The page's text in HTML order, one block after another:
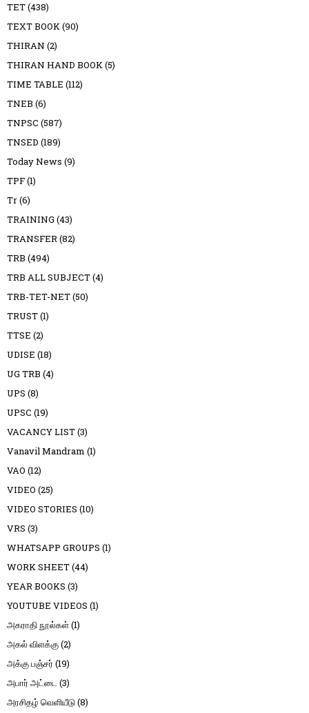
TET(438)
TEXT BOOK(90)
THIRAN (2)
THIRAN HAND BOOK(5)
TIME TABLE (112)
TNEB (6)
TNPSC (587)
TNSED (189)
Today News (9)
TPF(1)
Tr(6)
TRAINING (43)
TRANSFER(82)
TRB (494)
TRB ALL SUBJECT(4)
TRB-TET-NET(50)
TRUST(1)
TTSE (2)
UDISE (18)
UG TRB (4)
UPS (8)
UPSC (19)
VACANCY LIST(3)
Vanavil Mandram (1)
VAO (12)
VIDEO (25)
VIDEO STORIES (10)
VRS (3)
WHATSAPP GROUPS (1)
WORK SHEET(44)
YEAR BOOKS (3)
YOUTUBE VIDEOS (1)
அகராதி நூல்கள்(1)
அகல் விளக்கு(2)
அக்கு பஞ்சர் (19)
அபார் அட்டை (3)
அரசிதழ் வெளியீடு(8)